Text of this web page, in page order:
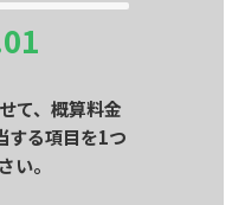
01
て、概算料金
する項目を1つ
い。